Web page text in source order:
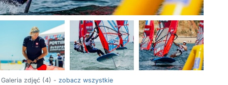
Galeria zdjęć (4) - zobacz wszystkie